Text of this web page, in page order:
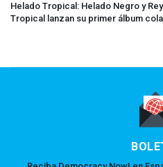
Helado Tropical: Helado Negro y
Tropical lanzan su primer álbum